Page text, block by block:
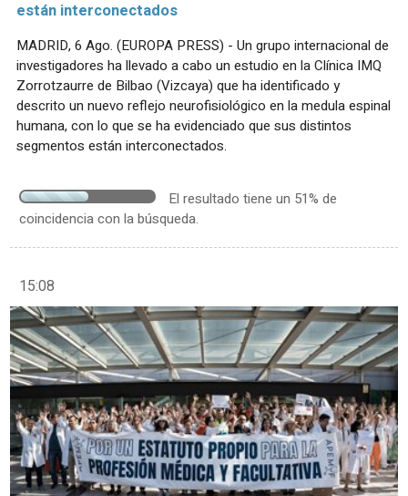
están interconectados
MADRID, 6 Ago. (EUROPA PRESS) - Un grupo internacional de
investigadores ha llevado a cabo un estudio en la Clínica IMQ
Zorrotzaurre de Bilbao (Vizcaya) que ha identificado y
descrito un nuevo reflejo neurofisiológico en la medula espinal
humana, con lo que se ha evidenciado que sus distintos
segmentos están interconectados.
El resultado tiene un 51% de
coincidencia con la búsqueda.
15:08